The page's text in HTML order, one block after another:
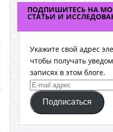
ПОДПИШИТЕСЬ НА
СТАТЬИ И
Укажите свой адрес
чтобы получать
записях в этом блоге.
E-
mail
адрес
Подписаться